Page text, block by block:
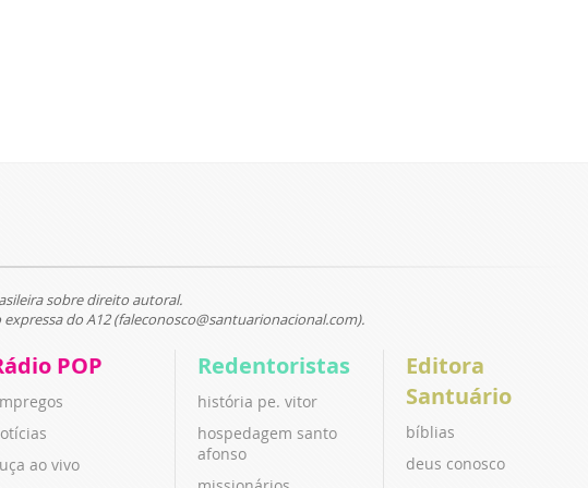
sobre direito autoral.
do A12 (faleconosco@santuarionacional.com).
POP
ao vivo
Redentoristas
história pe. vitor
hospedagem santo
afonso
Editora
Santuário
bíblias
deus conosco